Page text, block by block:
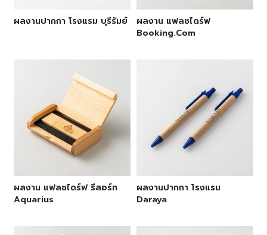
ผลงานปากกา โรงแรม บุรีรัมย์
ผลงาน แฟลชไดร์ฟ
Booking.com
ผลงาน แฟลชไดร์ฟ รีสอร์ท
Aquarius
ผลงานปากกา โรงแรม
Daraya